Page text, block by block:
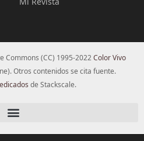
Commons (CC) 1995-2022Color Vivo
Otros contenidos se cita fuente.
de Stackscale.